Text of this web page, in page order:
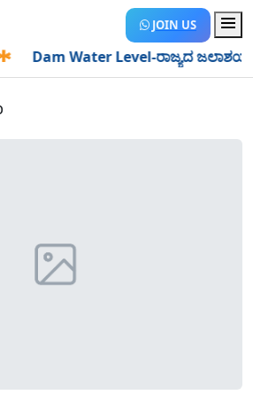
JOIN US
Dam Water Level-ರಾಜ್ಯದ ಜಲಾಶಯಗಳಿಗೆ